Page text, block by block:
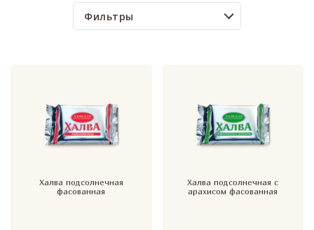
Фильтры
Халва подсолнечная
фасованная
Халва подсолнечная с
арахисом фасованная